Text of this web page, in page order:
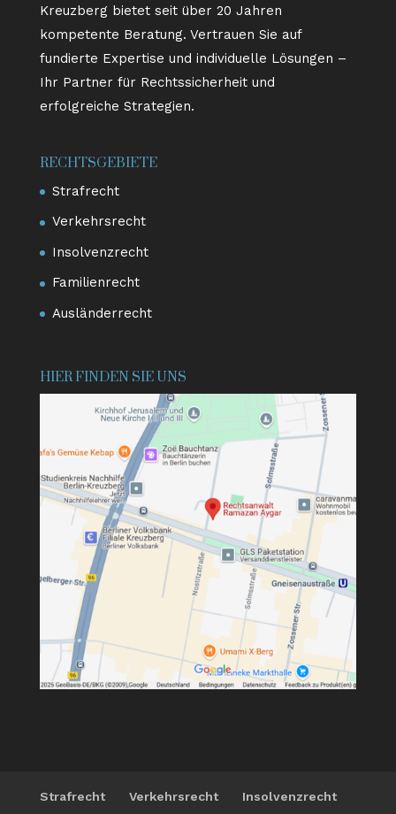
Kreuzberg bietet seit über 20 Jahren
kompetente Beratung. Vertrauen Sie auf
fundierte Expertise und individuelle Lösungen –
Ihr Partner für Rechtssicherheit und
erfolgreiche Strategien.
RECHTSGEBIETE
Strafrecht
Verkehrsrecht
Insolvenzrecht
Familienrecht
Ausländerrecht
HIER FINDEN SIE UNS
Strafrecht Verkehrsrecht
Insolvenzrecht